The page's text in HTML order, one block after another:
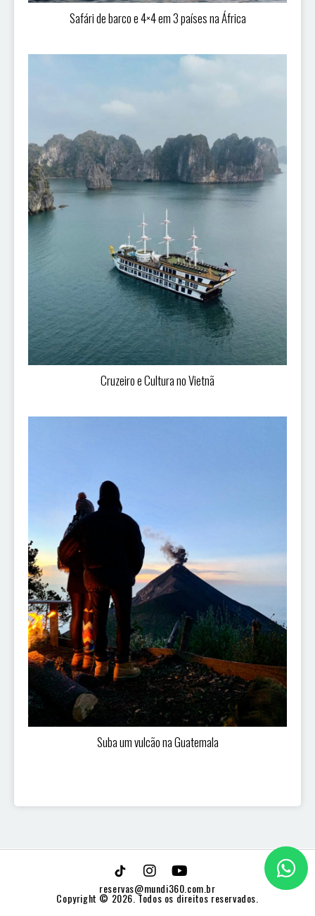
Safári de barco e 4×4 em 3 países na África
Cruzeiro e Cultura no Vietnã
Suba um vulcão na Guatemala
Copyright © 2026. Todos os direitos reservados.
reservas@mundi360.com.br